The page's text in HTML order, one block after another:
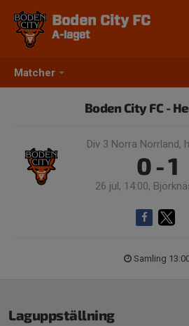
Matcher
Boden City FC
A-laget
Boden City FC -
Div 3 Norra Norrland,
0 - 1
26 jul, 14:00,
Samling
Laguppställning